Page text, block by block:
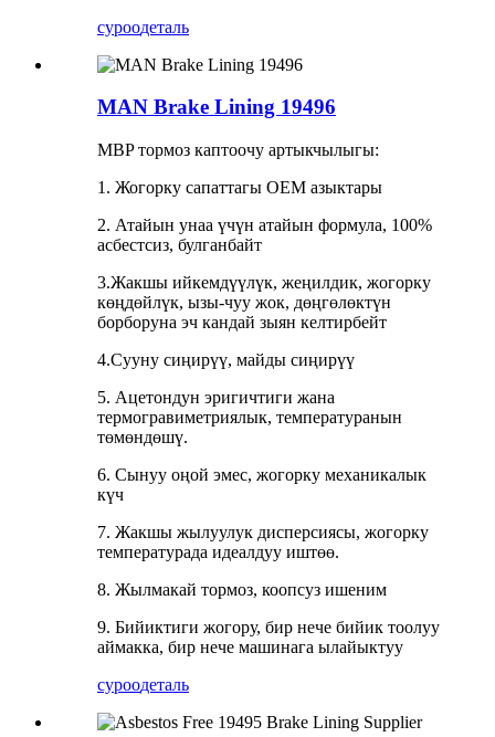
суроодеталь
MAN Brake Lining 19496
MBP тормоз каптоочу артыкчылыгы:
1. Жогорку сапаттагы OEM азыктары
2. Атайын унаа үчүн атайын формула, 100%
асбестсиз, булганбайт
3.Жакшы ийкемдүүлүк, жеңилдик, жогорку
көңдөйлүк, ызы-чуу жок, дөңгөлөктүн
борборуна эч кандай зыян келтирбейт
4.Сууну сиңирүү, майды сиңирүү
5. Ацетондун эригичтиги жана
термогравиметриялык, температуранын
төмөндөшү.
6. Сынуу оңой эмес, жогорку механикалык
күч
7. Жакшы жылуулук дисперсиясы, жогорку
температурада идеалдуу иштөө.
8. Жылмакай тормоз, коопсуз ишеним
9. Бийиктиги жогору, бир нече бийик тоолуу
аймакка, бир нече машинага ылайыктуу
суроодеталь